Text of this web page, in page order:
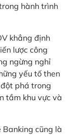
hành trình
khẳng định
lược công
ngừng nghỉ
yếu tố then
phá trong
tầm khu vực và
Banking cũng là